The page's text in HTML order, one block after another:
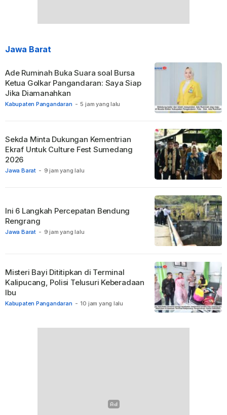
Jawa Barat
Kabupaten Pangandaran - 5 jam yang lalu
Ade Ruminah Buka Suara soal Bursa
Ketua Golkar Pangandaran: Saya Siap
Jika Diamanahkan
Jawa Barat - 9 jam yang lalu
Sekda Minta Dukungan Kementrian
Ekraf Untuk Culture Fest Sumedang
2026
Jawa Barat - 9 jam yang lalu
Ini 6 Langkah Percepatan Bendung
Rengrang
Kabupaten Pangandaran - 10 jam yang lalu
Misteri Bayi Dititipkan di Terminal
Kalipucang, Polisi Telusuri Keberadaan
Ibu